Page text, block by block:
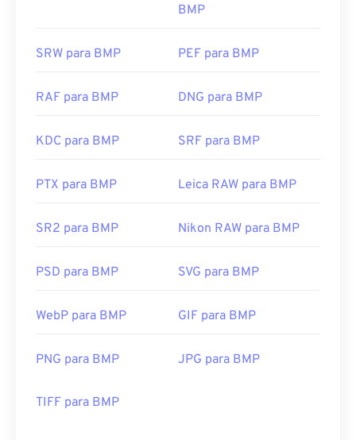
BMP
SRW para BMP PEF para BMP
RAF para BMP DNG para BMP
KDC para BMP SRF para BMP
PTX para BMP Leica RAW para BMP
SR2 para BMP Nikon RAW para BMP
PSD para BMP SVG para BMP
WebP para BMP GIF para BMP
PNG para BMP JPG para BMP
TIFF para BMP